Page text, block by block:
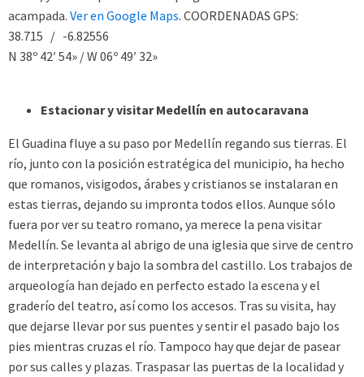
acampada. Ver en Google Maps. COORDENADAS GPS:
38.715 / -6.82556
N 38º 42′ 54» / W 06º 49′ 32»
Estacionar y visitar Medellín en autocaravana
El Guadina fluye a su paso por Medellín regando sus tierras. El
río, junto con la posición estratégica del municipio, ha hecho
que romanos, visigodos, árabes y cristianos se instalaran en
estas tierras, dejando su impronta todos ellos. Aunque sólo
fuera por ver su teatro romano, ya merece la pena visitar
Medellín. Se levanta al abrigo de una iglesia que sirve de centro
de interpretación y bajo la sombra del castillo. Los trabajos de
arqueología han dejado en perfecto estado la escena y el
graderío del teatro, así como los accesos. Tras su visita, hay
que dejarse llevar por sus puentes y sentir el pasado bajo los
pies mientras cruzas el río. Tampoco hay que dejar de pasear
por sus calles y plazas. Traspasar las puertas de la localidad y